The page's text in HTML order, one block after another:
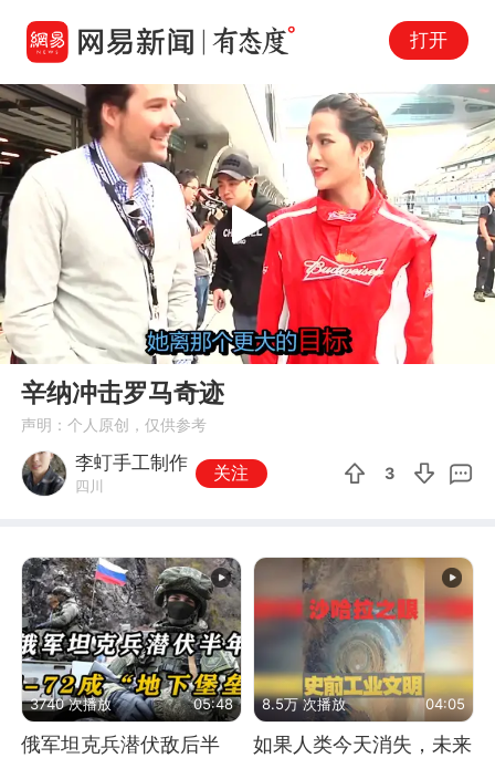
打开
02:43
Play
辛纳冲击罗马奇迹
声明：个人原创，仅供参考
李虰手工制作
四川
关注 3
3740 次播放 05:48
俄军坦克兵潜伏敌后半
8.5万 次播放 04:05
如果人类今天消失，未来